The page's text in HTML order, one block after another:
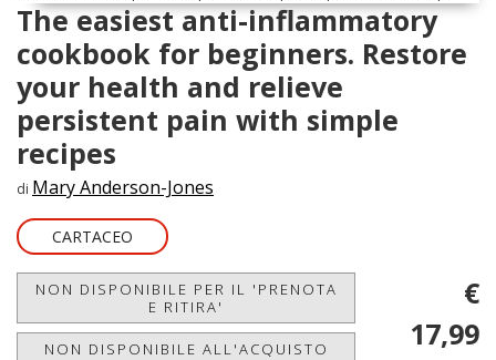
The easiest anti-inflammatory
cookbook for beginners. Restore
your health and relieve
persistent pain with simple
recipes
di Mary Anderson-Jones
CARTACEO
NON DISPONIBILE PER IL 'PRENOTA
E RITIRA'
NON DISPONIBILE ALL'ACQUISTO
€
17,99